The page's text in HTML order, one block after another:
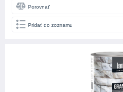
Porovnať
Pridať do zoznamu